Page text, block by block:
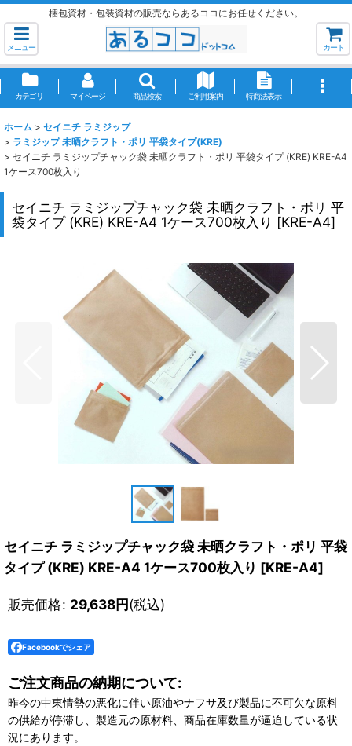
梱包資材・包装資材の販売ならあるココにお任せください。
メニュー カート
カテゴリ マイページ 商品検索 ご利用案内 特商法表示
ホーム > セイニチ ラミジップ
> ラミジップ 未晒クラフト・ポリ 平袋タイプ(KRE)
> セイニチ ラミジップチャック袋 未晒クラフト・ポリ 平袋タイプ (KRE) KRE-A4
1ケース700枚入り
セイニチ ラミジップチャック袋 未晒クラフト・ポリ 平
袋タイプ (KRE) KRE-A4 1ケース700枚入り [KRE-A4]
セイニチ ラミジップチャック袋 未晒クラフト・ポリ 平袋
タイプ (KRE) KRE-A4 1ケース700枚入り [KRE-A4]
販売価格: 29,638円(税込)
Facebookでシェア
ご注文商品の納期について:
昨今の中東情勢の悪化に伴い原油やナフサ及び製品に不可欠な原料
の供給が停滞し、製造元の原材料、商品在庫数量が逼迫している状
況にあります。